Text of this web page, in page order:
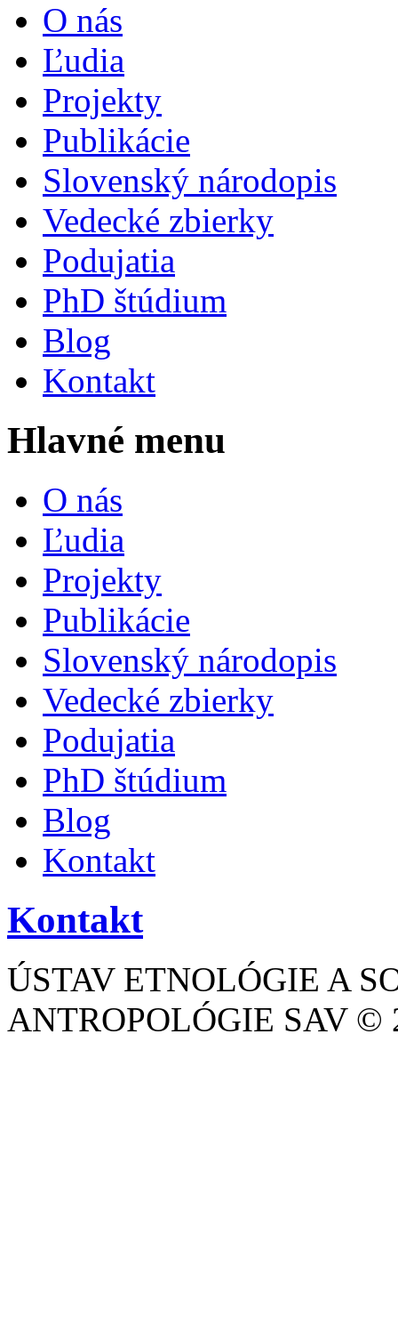
O nás
Ľudia
Projekty
Publikácie
Slovenský národopis
Vedecké zbierky
Podujatia
PhD štúdium
Blog
Kontakt
Hlavné menu
O nás
Ľudia
Projekty
Publikácie
Slovenský národopis
Vedecké zbierky
Podujatia
PhD štúdium
Blog
Kontakt
Kontakt
ÚSTAV ETNOLÓGIE A
ANTROPOLÓGIE SAV ©